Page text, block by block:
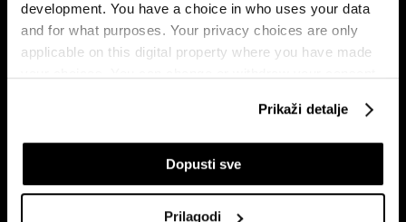
development. You have a choice in who uses your data
and for what purposes. Your privacy choices are only
applicable on this digital property where you have made
If you allow, we would also like to:
Collect information about your geographical
Prikaži detalje
Dopusti sve
Prilagodi
Ljudi koji su obilježili 2024. i
utjecat će na 2025. godinu